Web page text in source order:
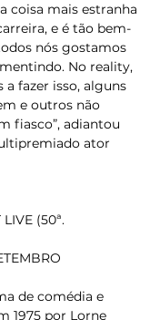
coisa mais estranha
e é tão bem-
nós gostamos
No reality,
a fazer isso, alguns
e outros não
fiasco”, adiantou
ator
(50ª.
de comédia e
1975 por Lorne